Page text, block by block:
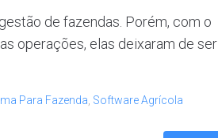
de fazendas. Porém, com o
operações, elas deixaram de ser
Para Fazenda Software Agrícola